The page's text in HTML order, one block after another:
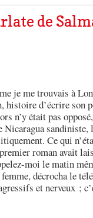
de
je me trouvais à
histoire d’écrire son
n’y était pas
Nicaragua
Ce qui
roman avait
moi le matin
décrocha le
et nerveux ;